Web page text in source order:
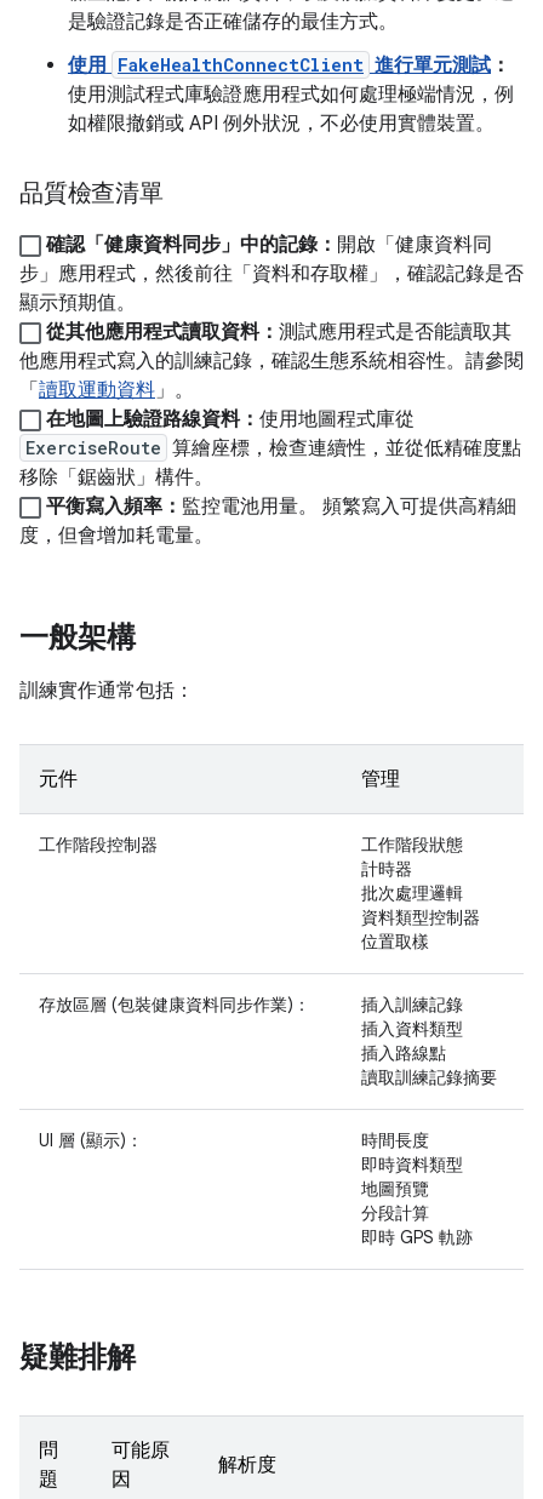
是驗證記錄是否正確儲存的最佳方式。
使用 FakeHealthConnectClient 進行單元測試 ：
使用測試程式庫驗證應用程式如何處理極端情況，例
如權限撤銷或 API 例外狀況，不必使用實體裝置。
品質檢查清單
確認「健康資料同步」中的記錄： 開啟「健康資料同
步」應用程式，然後前往「資料和存取權」，確認記錄是否
顯示預期值。
從其他應用程式讀取資料： 測試應用程式是否能讀取其
他應用程式寫入的訓練記錄，確認生態系統相容性。請參閱
「 讀取運動資料」。
在地圖上驗證路線資料： 使用地圖程式庫從
ExerciseRoute 算繪座標，檢查連續性，並從低精確度點
移除「鋸齒狀」構件。
平衡寫入頻率： 監控電池用量。 頻繁寫入可提供高精細
度，但會增加耗電量。
一般架構
訓練實作通常包括：
元件 管理
工作階段控制器
工作階段狀態
計時器
批次處理邏輯
資料類型控制器
位置取樣
存放區層 (包裝健康資料同步作業)：
插入訓練記錄
插入資料類型
插入路線點
讀取訓練記錄摘要
UI 層 (顯示)：
時間長度
即時資料類型
地圖預覽
分段計算
即時 GPS 軌跡
疑難排解
問
題
可能原
因
解析度